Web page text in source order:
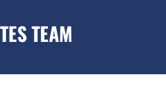
TEAM